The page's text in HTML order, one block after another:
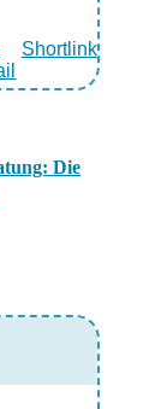
Shortlink
Die